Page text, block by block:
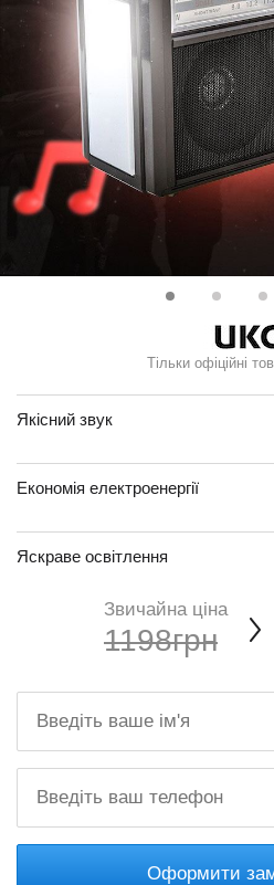
Тільки офіційні
Якісний звук
Економія електроенергії
Яскраве освітлення
Звичайна ціна
1198грн
Оформити